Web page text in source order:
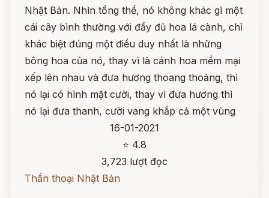
Nhật Bản. Nhìn tổng thể, nó không khác gì một
cái cây bình thường với đầy đủ hoa lá cành, chỉ
khác biệt đúng một điều duy nhất là những
bông hoa của nó, thay vì là cánh hoa mềm mại
xếp lên nhau và đưa hương thoang thoảng, thì
nó lại có hình mặt cười, thay vì đưa hương thì
nó lại đưa thanh, cười vang khắp cả một vùng
16-01-2021
⭐ 4.8
3,723 lượt đọc
Thần thoại Nhật Bản